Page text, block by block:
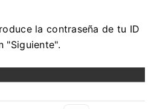
la contraseña de tu ID
"Siguiente".